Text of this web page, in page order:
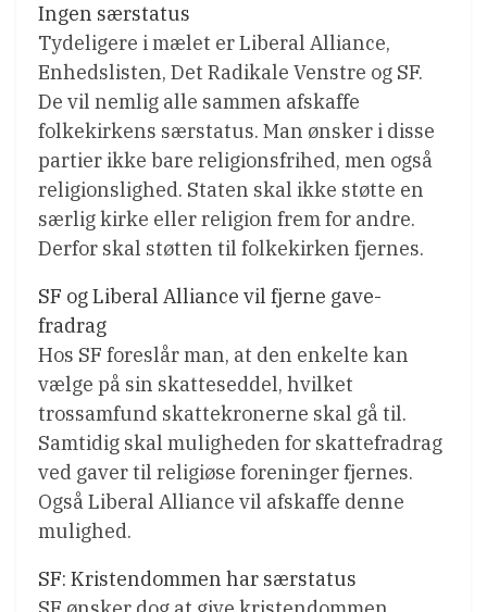
Ingen særstatus
Tydeligere i mælet er Liberal Alliance,
Enhedslisten, Det Radikale Venstre og SF.
De vil nemlig alle sammen afskaffe
folkekirkens særstatus. Man ønsker i disse
partier ikke bare religionsfrihed, men også
religionslighed. Staten skal ikke støtte en
særlig kirke eller religion frem for andre.
Derfor skal støtten til folkekirken fjernes.
SF og Liberal Alliance vil fjerne gave-
fradrag
Hos SF foreslår man, at den enkelte kan
vælge på sin skatteseddel, hvilket
trossamfund skattekronerne skal gå til.
Samtidig skal muligheden for skattefradrag
ved gaver til religiøse foreninger fjernes.
Også Liberal Alliance vil afskaffe denne
mulighed.
SF: Kristendommen har særstatus